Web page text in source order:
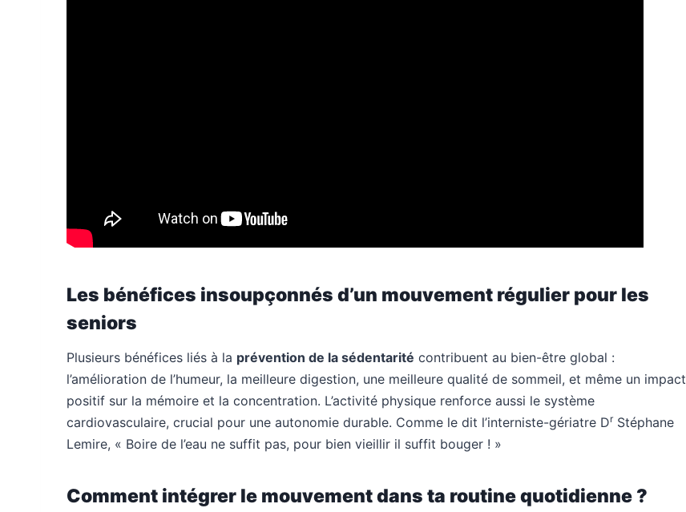
Les bénéfices insoupçonnés d’un mouvement régulier pour les
seniors
Plusieurs bénéfices liés à la prévention de la sédentarité contribuent au bien-être global :
l’amélioration de l’humeur, la meilleure digestion, une meilleure qualité de sommeil, et même un impact
positif sur la mémoire et la concentration. L’activité physique renforce aussi le système
cardiovasculaire, crucial pour une autonomie durable. Comme le dit l’interniste-gériatre DrStéphane
Lemire, « Boire de l’eau ne suffit pas, pour bien vieillir il suffit bouger ! »
Comment intégrer le mouvement dans ta routine quotidienne ?